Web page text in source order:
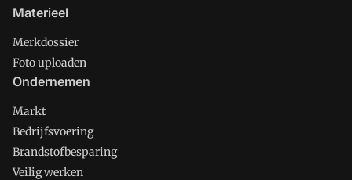
Materieel
Merkdossier
Foto uploaden
Ondernemen
Markt
Bedrijfsvoering
Brandstofbesparing
Veilig werken